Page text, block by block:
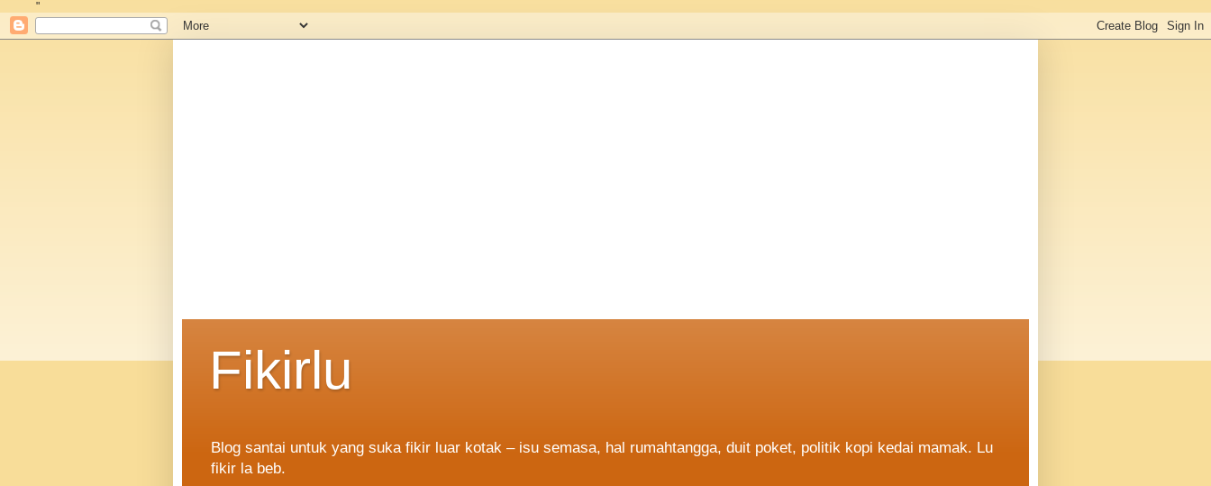
"
Fikirlu
Blog santai untuk yang suka fikir luar kotak – isu semasa, hal rumahtangga, duit poket, politik kopi kedai mamak. Lu
fikir la beb.